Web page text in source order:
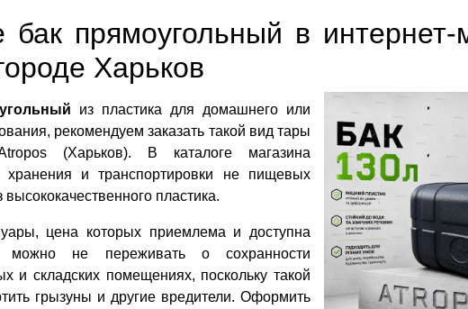
бак прямоугольный в интернет-
Харьков
из пластика для домашнего или
рекомендуем заказать такой вид тары
(Харьков). В каталоге магазина
хранения и транспортировки не пищевых
пластика.
цена которых приемлема и доступна
можно не переживать о сохранности
и складских помещениях, поскольку такой
грызуны и другие вредители. Оформить